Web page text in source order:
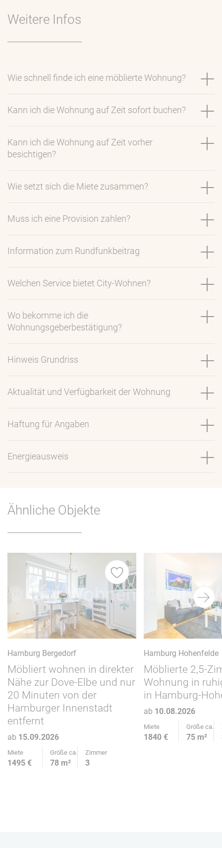
Weitere Infos
Wie schnell finde ich eine möblierte Wohnung?
Kann ich die Wohnung auf Zeit sofort buchen?
Kann ich die Wohnung auf Zeit vorher
besichtigen?
Wie setzt sich die Miete zusammen?
Muss ich eine Provision zahlen?
Information zum Rundfunkbeitrag
Welchen Service bietet City-Wohnen?
Wo bekomme ich die
Wohnungsgeberbestätigung?
Hinweis Grundriss
Aktualität und Verfügbarkeit der Wohnung
Haftung für Angaben
Energieausweis
Ähnliche Objekte
Hamburg Bergedorf
Möbliert wohnen in direkter
Nähe zur Dove-Elbe und nur
20 Minuten von der
Hamburger Innenstadt
entfernt
ab 15.09.2026
Miete Größe ca. Zimmer
1495 € 78 m² 3
Hamburg Hohenfelde
Möblierte 2,5-
Wohnung in
in Hamburg-
ab 10.08.2026
Miete Größe ca.
1840 € 75 m²
Merkliste